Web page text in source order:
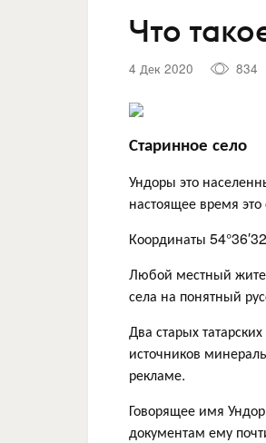
Что
4 Дек 2020 834
Старинное село
Ундоры это
настоящее время
Координаты
Любой местный
села на понятный
Два старых
источников
рекламе.
Говорящее имя
документам ему